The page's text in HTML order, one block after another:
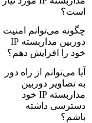
است؟
چگونه می‌توانم امنیت
دوربین مداربسته IP
خود را افزایش دهم؟
آیا می‌توانم از راه دور
به تصاویر دوربین
مداربسته IP خود
دسترسی داشته
باشم؟